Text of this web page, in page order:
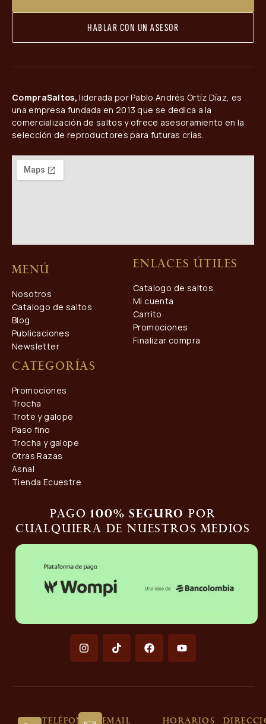
HABLAR CON UN ASESOR
CompraSaltos, liderada por Pablo Andrés Ortíz Díaz, es
una empresa fundada en 2013 que se dedica a la
comercialización de saltos y ofrece asesoramiento en la
selección de reproductores para futuras crías.
Menú
Nosotros
Catalogo de saltos
Blog
Publicaciones
Newsletter
Enlaces útiles
Catalogo de saltos
Mi cuenta
Carrito
Promociones
Finalizar compra
Categorías
Promociones
Trocha
Trote y galope
Paso fino
Trocha y galope
Otras Razas
Asnal
Tienda Ecuestre
Pago100% seguropor
cualquiera de nuestros medios
Teléfono Email Horarios